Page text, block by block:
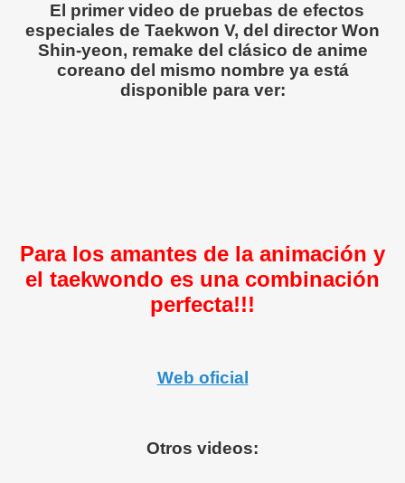
El primer video de pruebas de efectos
especiales de Taekwon V, del director Won
Shin-yeon, remake del clásico de anime
coreano del mismo nombre ya está
disponible para ver:
Para los amantes de la animación y
el taekwondo es una combinación
perfecta!!!
Web oficial
Otros videos: